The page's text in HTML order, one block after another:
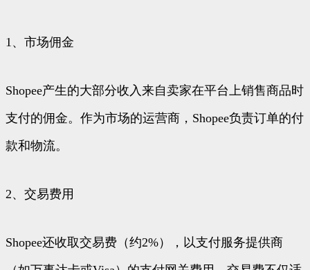
1、市场佣金
Shopee产生的大部分收入来自卖家在平台上销售商品时
支付的佣金。作为市场的运营商，Shopee负责订单的付
款和物流。
2、交易费用
Shopee还收取交易费（约2%），以支付服务提供商